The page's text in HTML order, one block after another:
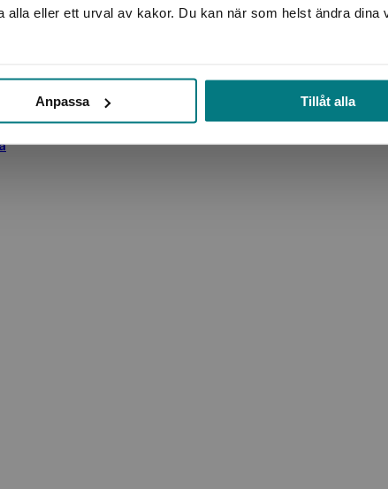
eller ett urval av kakor. Du kan när som helst ändra dina
Anpassa Tillåt alla